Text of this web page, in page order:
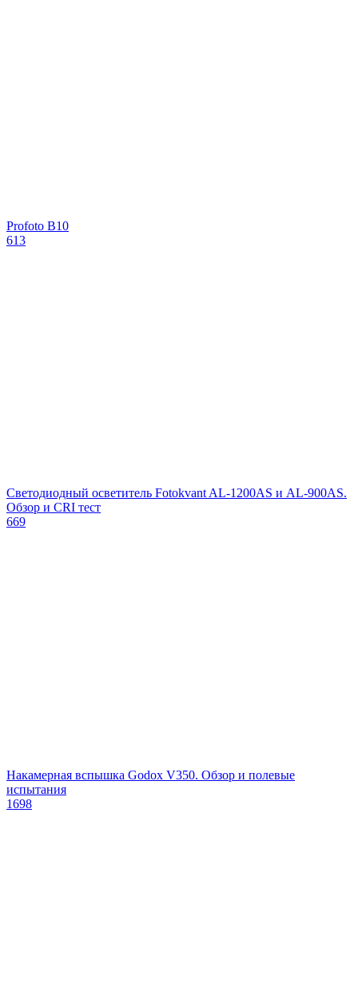
Profoto B10
613
Светодиодный осветитель Fotokvant AL-1200AS и AL-900AS.
Обзор и CRI тест
669
Накамерная вспышка Godox V350. Обзор и полевые
испытания
1698